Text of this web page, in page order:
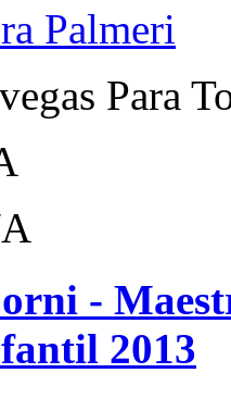
Palmeri
Para
-
2013